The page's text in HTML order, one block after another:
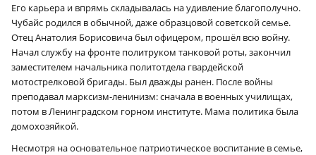
Его карьера и впрямь складывалась на удивление благополучно.
Чубайс родился в обычной, даже образцовой советской семье.
Отец Анатолия Борисовича был офицером, прошёл всю войну.
Начал службу на фронте политруком танковой роты, закончил
заместителем начальника политотдела гвардейской
мотострелковой бригады. Был дважды ранен. После войны
преподавал марксизм-ленинизм: сначала в военных училищах,
потом в Ленинградском горном институте. Мама политика была
домохозяйкой.
Несмотря на основательное патриотическое воспитание в семье,